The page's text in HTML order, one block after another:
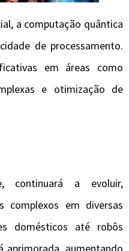
a computação quântica
de processamento.
em áreas como
e otimização de
continuará a evoluir,
complexos em diversas
domésticos até robôs